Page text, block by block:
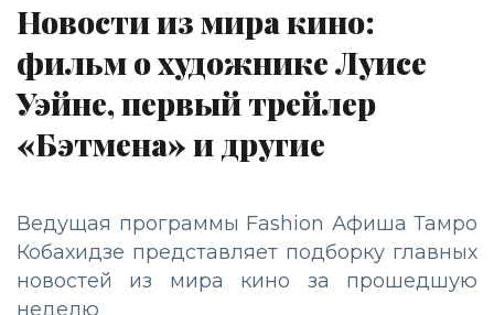
Новости из мира кино:
фильм о художнике Луисе
Уэйне, первый трейлер
«Бэтмена» и другие
Ведущая программы Fashion Афиша Тамро
Кобахидзе представляет подборку главных
новостей из мира кино за прошедшую
неделю